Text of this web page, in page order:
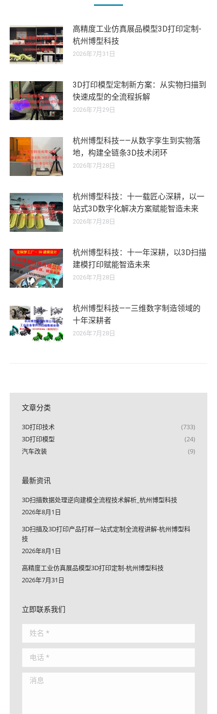
高精度工业仿真展品模型3D打印定制-
杭州博型科技
2026年7月31日
3D打印模型定制新方案：从实物扫描到
快速成型的全流程拆解
2026年7月29日
杭州博型科技——从数字孪生到实物落
地，构建全链条3D技术闭环
2026年7月28日
杭州博型科技：十一载匠心深耕，以一
站式3D数字化解决方案赋能智造未来
2026年7月28日
杭州博型科技：十一年深耕，以3D扫描
建模打印赋能智造未来
2026年7月28日
杭州博型科技——三维数字制造领域的
十年深耕者
2026年7月28日
文章分类
3D打印技术
(733)
3D打印模型
(24)
汽车改装
(9)
最新资讯
3D扫描数据处理逆向建模全流程技术解析_杭州博型科技
2026年8月1日
3D扫描及3D打印产品打样一站式定制全流程讲解-杭州博型科
技
2026年8月1日
高精度工业仿真展品模型3D打印定制-杭州博型科技
2026年7月31日
立即联系我们
姓名 *
电话 *
消息